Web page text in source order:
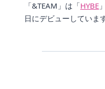
「&TEAM」は「HYBE
日にデビューしています